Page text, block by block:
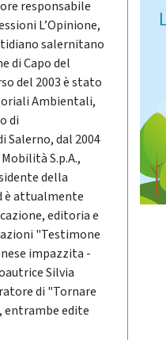
responsabile
L’Opinione,
salernitano
di Capo del
del 2003 è stato
Ambientali,
di
Salerno, dal 2004
S.p.A.,
della
è attualmente
editoria e
"Testimone
impazzita -
Silvia
di "Tornare
entrambe edite